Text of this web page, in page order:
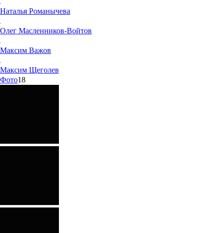
Наталья Романычева
Олег Масленников-Войтов
Максим Важов
Максим Щеголев
Фото18